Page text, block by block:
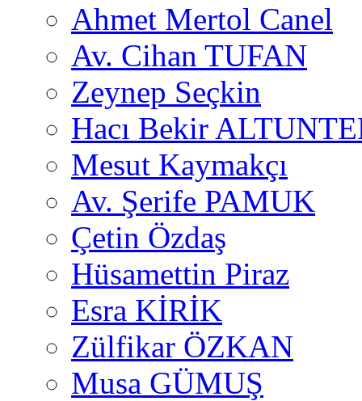
Ahmet Mertol Canel
Av. Cihan TUFAN
Zeynep Seçkin
Hacı Bekir
Mesut Kaymakçı
Av. Şerife PAMUK
Çetin Özdaş
Hüsamettin Piraz
Esra KİRİK
Zülfikar ÖZKAN
Musa GÜMUŞ